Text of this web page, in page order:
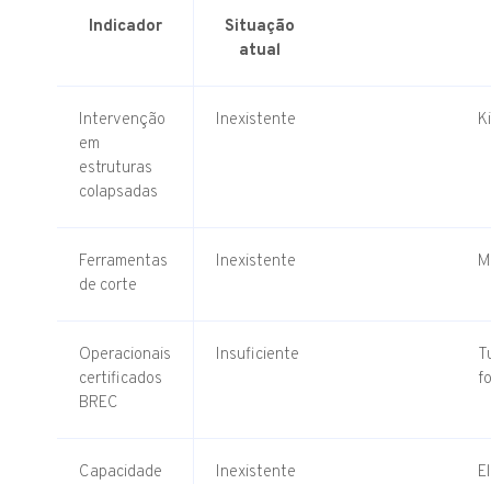
Indicador
Situação
atual
Intervenção
em
estruturas
colapsadas
Inexistente
Ferramentas
de corte
Inexistente
Operacionais
certificados
BREC
Insuficiente
Capacidade Inexistente